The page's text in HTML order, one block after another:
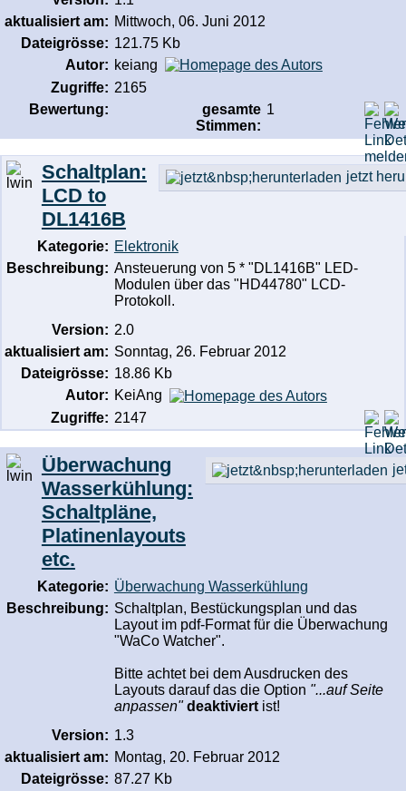
aktualisiert am: Mittwoch, 06. Juni 2012
Dateigrösse: 121.75 Kb
Autor: keiang
Zugriffe: 2165
Bewertung:
gesamte
Stimmen:
1
Schaltplan:
LCD to
DL1416B
jetzt
Kategorie: Elektronik
Beschreibung: Ansteuerung von 5 * "DL1416B" LED-
Modulen über das "HD44780" LCD-
Protokoll.
Version: 2.0
aktualisiert am: Sonntag, 26. Februar 2012
Dateigrösse: 18.86 Kb
Autor: KeiAng
Zugriffe: 2147
Überwachung
Wasserkühlung:
Schaltpläne,
Platinenlayouts
etc.
Kategorie: Überwachung Wasserkühlung
Beschreibung: Schaltplan, Bestückungsplan und das
Layout im pdf-Format für die Überwachung
"WaCo Watcher".
Bitte achtet bei dem Ausdrucken des
Layouts darauf das die Option "...auf Seite
anpassen" deaktiviertist!
Version: 1.3
aktualisiert am: Montag, 20. Februar 2012
Dateigrösse: 87.27 Kb